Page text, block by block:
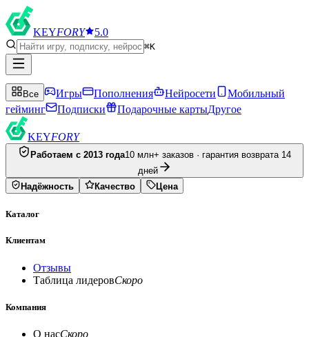
KEYFORY 5.0
⌘K
Все Игры Пополнения Нейросети
Мобильный
гейминг
Подписки Подарочные картыДругое
KEYFORY
Работаем с 2013 года10 млн+ заказов · гарантия возврата 14
дней
Надёжность
Качество Цена
Каталог
Клиентам
Отзывы
Таблица лидеровСкоро
Компания
О насСкоро